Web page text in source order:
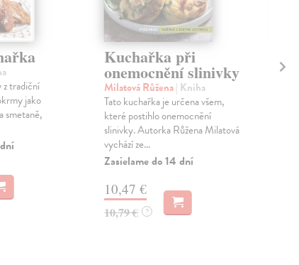
z tradiční
jako
smetaně,
Kuchařka při
onemocnění slinivky
Milatová Růžena| Kniha
Tato kuchařka je určena všem,
které postihlo onemocnění
slinivky. Autorka Růžena Milatová
vychází ze...
Zasielame do 14 dní
10,47 €
10,79 € ?